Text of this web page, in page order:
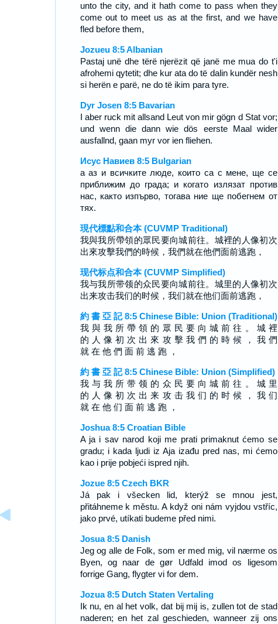
unto the city, and it hath come to pass when they
come out to meet us as at the first, and we have
fled before them,
Jozueu 8:5 Albanian
Pastaj unë dhe tërë njerëzit që janë me mua do t'i
afrohemi qytetit; dhe kur ata do të dalin kundër nesh
si herën e parë, ne do të ikim para tyre.
Dyr Josen 8:5 Bavarian
I aber ruck mit allsand Leut von mir gögn d Stat vor;
und wenn die dann wie dös eerste Maal wider
ausfallnd, gaan myr vor ien fliehen.
Исус Навиев 8:5 Bulgarian
а аз и всичките люде, които са с мене, ще се
приближим до града; и когато излязат против
нас, както изпърво, тогава ние ще побегнем от
тях.
現代標點和合本 (CUVMP Traditional)
我與我所帶領的眾民要向城前往。城裡的人像初次
出來攻擊我們的時候，我們就在他們面前逃跑，
现代标点和合本 (CUVMP Simplified)
我与我所带领的众民要向城前往。城里的人像初次
出来攻击我们的时候，我们就在他们面前逃跑，
約 書 亞 記 8:5 Chinese Bible: Union (Traditional)
我 與 我 所 帶 領 的 眾 民 要 向 城 前 往 。 城 裡
的 人 像 初 次 出 來 攻 擊 我 們 的 時 候 ， 我 們
就 在 他 們 面 前 逃 跑 ，
約 書 亞 記 8:5 Chinese Bible: Union (Simplified)
我 与 我 所 带 领 的 众 民 要 向 城 前 往 。 城 里
的 人 像 初 次 出 来 攻 击 我 们 的 时 候 ， 我 们
就 在 他 们 面 前 逃 跑 ，
Joshua 8:5 Croatian Bible
A ja i sav narod koji me prati primaknut ćemo se
gradu; i kada ljudi iz Aja izađu pred nas, mi ćemo
kao i prije pobjeći ispred njih.
Jozue 8:5 Czech BKR
Já pak i všecken lid, kterýž se mnou jest,
přitáhneme k městu. A když oni nám vyjdou vstříc,
jako prvé, utíkati budeme před nimi.
Josua 8:5 Danish
Jeg og alle de Folk, som er med mig, vil nærme os
Byen, og naar de gør Udfald imod os ligesom
forrige Gang, flygter vi for dem.
Jozua 8:5 Dutch Staten Vertaling
Ik nu, en al het volk, dat bij mij is, zullen tot de stad
naderen; en het zal geschieden, wanneer zij ons